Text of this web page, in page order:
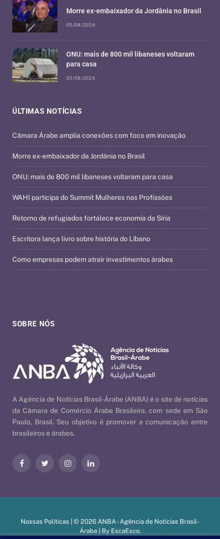
SOBRE NÓS
A Agência de Notícias Brasil-Árabe (ANBA) é o site de notícias
da Câmara de Comércio Árabe Brasileira, com sede em São
Paulo, Brasil. Seu objetivo é promover a comunicação entre
brasileiros e árabes.
FacebookTwitter InstagramLinkedIn
ÚLTIMAS NOTÍCIAS
Câmara Árabe amplia conexões com foco em inovação
Morre ex-embaixador da Jordânia no Brasil
ONU: mais de 800 mil libaneses voltaram para casa
WAHI participa do Summit Mulheres nas Profissões
Retorno de refugiados fortalece economia da Síria
Escritora lança livro sobre história do Líbano
Como empresas podem atrair investimentos árabes
Morre ex-embaixador da Jordânia no Brasil
05/08/2026
ONU: mais de 800 mil libaneses voltaram
para casa
05/08/2026
Nossas Políticas | © 2026 ANBA - Agência de Notícias Brasil-
Árabe | By EscaEsco.